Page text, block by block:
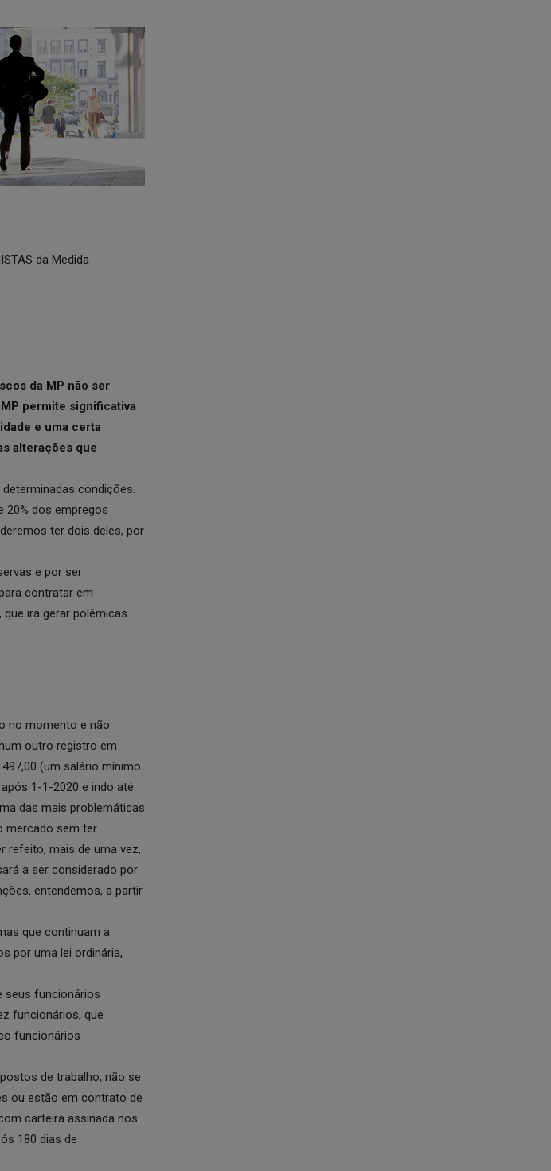
da Medida
da MP não ser
permite significativa
e uma certa
alterações que
determinadas condições.
20% dos empregos
ter dois deles, por
e por ser
contratar em
irá gerar polêmicas
no momento e não
outro registro em
(um salário mínimo
1-1-2020 e indo até
das mais problemáticas
mercado sem ter
refeito, mais de uma vez,
a ser considerado por
entendemos, a partir
que continuam a
por uma lei ordinária,
seus funcionários
funcionários, que
funcionários
de trabalho, não se
ou estão em contrato de
carteira assinada nos
180 dias de